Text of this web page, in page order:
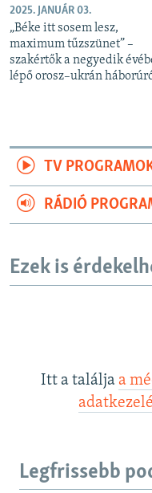
2025. JANUÁR 03.
„Béke itt sosem lesz,
maximum tűzszünet” –
szakértők a negyedik
lépő orosz–ukrán
TV
RÁDIÓ
Ezek is
Itt a találja a
Legfrissebb